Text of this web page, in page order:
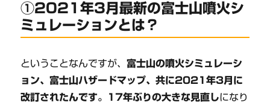
①2021年3月最新の富士山噴火シ
ミュレーションとは？
ということなんですが、富士山の噴火シミュレーシ
ョン、富士山ハザードマップ、共に2021年3月に
改訂されたんです。17年ぶりの大きな見直しになり